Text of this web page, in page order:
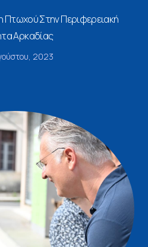
Πτωχού Στην Περιφερειακή
Αρκαδίας
2023